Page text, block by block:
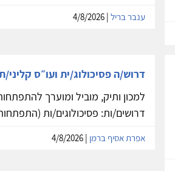
ענבר בריל | 4/8/2026
דרוש/ה פסיכולוג/ית ועו״ס
למכון ותיק, מוביל ומוערך
דרושים/ות: פסיכולוגים/ות
אפרת אסיף ברמן | 4/8/2026